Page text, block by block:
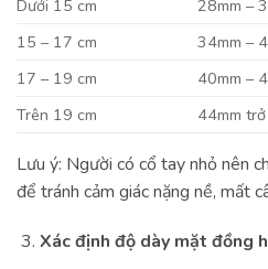
Dưới 15 cm
28mm –
15 – 17 cm
34mm –
17 – 19 cm
40mm –
Trên 19 cm
44mm
Lưu ý: Người có cổ tay nhỏ nên
để tránh cảm giác nặng nề, mất
Xác định độ dày mặt đồng